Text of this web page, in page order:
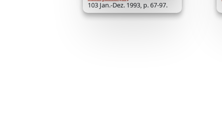
103 Jan.-Dez. 1993, p. 67-97.